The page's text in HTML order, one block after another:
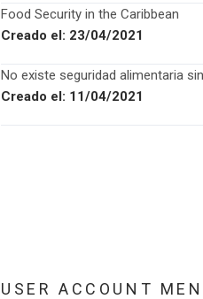
Food Security in the Caribbean
Creado el: 23/04/2021
No existe seguridad alimentaria
Creado el: 11/04/2021
USER ACCOUNT